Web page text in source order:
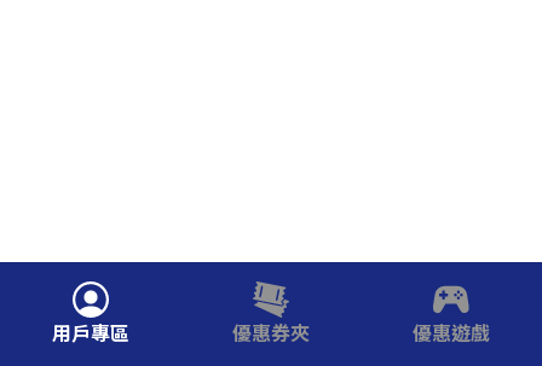
用戶專區 優惠券夾 優惠遊戲